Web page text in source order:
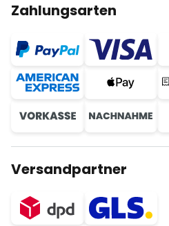
Zahlungsarten
Versandpartner